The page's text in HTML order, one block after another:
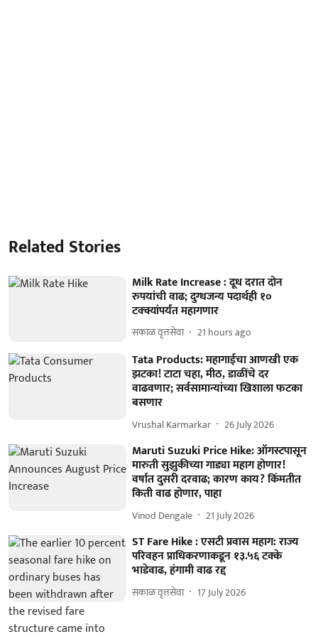
Related Stories
Milk Rate Increase : दूध दरात दोन
रुपयांची वाढ; दुग्धजन्य पदार्थही १०
टक्क्यांपर्यंत महागणार
सकाळ वृत्तसेवा 21 hours ago
Tata Products: महागाईचा आणखी एक
झटका! टाटा चहा, मीठ, डाळींचे दर
वाढवणार; सर्वसामान्यांच्या खिशाला फटका
बसणार
Vrushal Karmarkar 26 July 2026
Maruti Suzuki Price Hike: ऑगस्टपासून
मारुती सुझुकीच्या गाड्या महाग होणार!
वर्षात दुसरी दरवाढ; कारण काय? किंमतीत
किती वाढ होणार, पाहा
Vinod Dengale 21 July 2026
ST Fare Hike : एसटी प्रवास महाग: राज्य
परिवहन प्राधिकरणाकडून १३.५६ टक्के
भाडेवाढ, हंगामी वाढ रद्द
सकाळ वृत्तसेवा 17 July 2026